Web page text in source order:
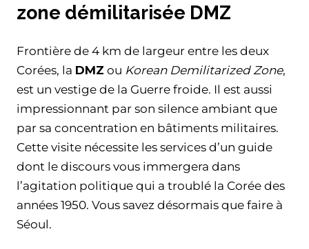
zone démilitarisée DMZ
Frontière de 4 km de largeur entre les deux
Corées, la DMZ ou Korean Demilitarized Zone,
est un vestige de la Guerre froide. Il est aussi
impressionnant par son silence ambiant que
par sa concentration en bâtiments militaires.
Cette visite nécessite les services d’un guide
dont le discours vous immergera dans
l’agitation politique qui a troublé la Corée des
années 1950. Vous savez désormais que faire à
Séoul.